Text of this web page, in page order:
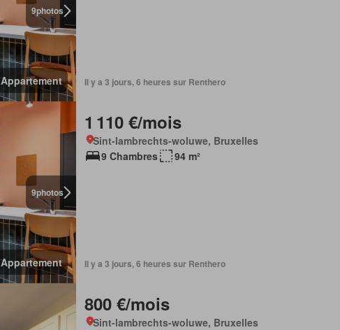
9photos
Appartement Il y a 3 jours, 6 heures sur Renthero
9photos
Appartement
1 110 €/mois
Sint-lambrechts-woluwe, Bruxelles
9 Chambres
94 m²
Il y a 3 jours, 6 heures sur Renthero
800 €/mois
Sint-lambrechts-woluwe, Bruxelles